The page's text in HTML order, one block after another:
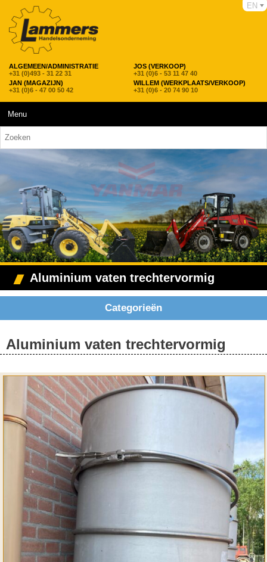
ALGEMEEN/ADMINISTRATIE
+31 (0)493 - 31 22 31
JOS (VERKOOP)
+31 (0)6 - 53 11 47 40
JAN (MAGAZIJN)
+31 (0)6 - 47 00 50 42
WILLEM (WERKPLAATS/VERKOOP)
+31 (0)6 - 20 74 90 10
EN
Menu
Aluminium vaten trechtervormig
Categorieën
Aluminium vaten trechtervormig